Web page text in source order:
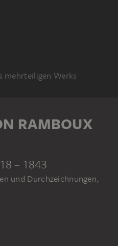
mehrteiligen Werks
RAMBOUX
– 1843
und Durchzeichnungen,